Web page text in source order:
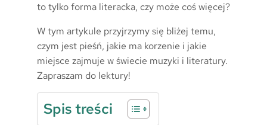
to tylko forma literacka, czy może coś więcej?
W tym artykule przyjrzymy się bliżej temu,
czym jest pieśń, jakie ma korzenie i jakie
miejsce zajmuje w świecie muzyki i literatury.
Zapraszam do lektury!
Spis treści